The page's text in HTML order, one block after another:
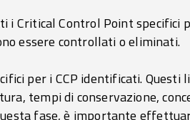
i Critical Control Point
essere controllati o eliminati.
per i CCP identificati.
tempi di conservazione,
fase, è importante